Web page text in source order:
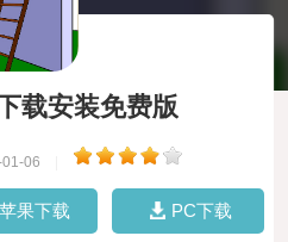
载安装免费版
06
苹果下载 PC下载